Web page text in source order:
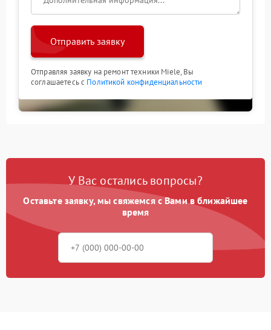
Отправить заявку
Отправляя заявку на ремонт техники Miele, Вы
соглашаетесь с Политикой конфиденциальности
У Вас остались вопросы?
Оставьте заявку, мы свяжемся с Вами в ближайшее
время